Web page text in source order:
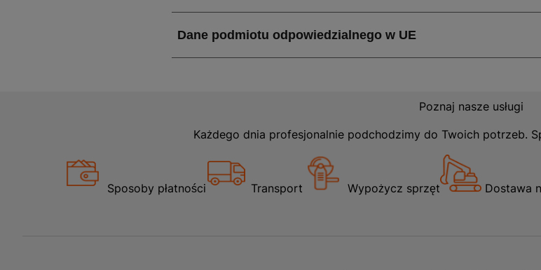
Poznaj nasze usługi
Każdego dnia profesjonalnie podchodzimy do Twoich potrzeb.
Sposoby płatności Transport Wypożycz sprzęt Dostawa